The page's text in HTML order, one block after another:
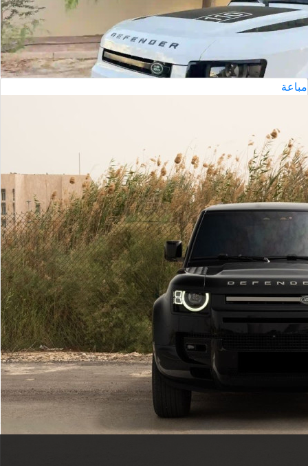
الدوحة
مستعملة
السعر إبتداء من
189,000ريال
2023
لاند روفر دفندر 110
الدوحة
مستعملة
أتوماتيك
مباعة
عرض المزيد